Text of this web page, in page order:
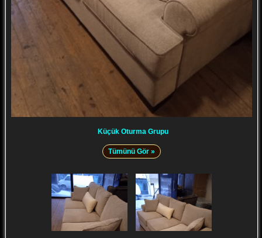
Küçük Oturma Grupu
Tümünü Gör »